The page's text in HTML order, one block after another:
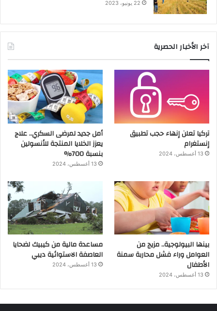
22 يونيو، 2023
آخر الأخبار الحصرية
تركيا تعلن إنهاء حجب تطبيق
إنستغرام
13 أغسطس، 2024
أمل جديد لمرضى السكري.. علاج
يعزز الخلايا المنتجة للأنسولين
بنسبة 700%
13 أغسطس، 2024
بينها البيولوجية.. مزيج من
العوامل وراء فشل محاربة سمنة
الأطفال
13 أغسطس، 2024
مساعدة مالية من كيبيك لضحايا
العاصفة الاستوائية ديبي
13 أغسطس، 2024